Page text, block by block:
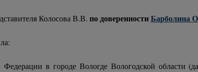
Колосова В.В.по доверенностиБарболина
в городе Вологде Вологодской области